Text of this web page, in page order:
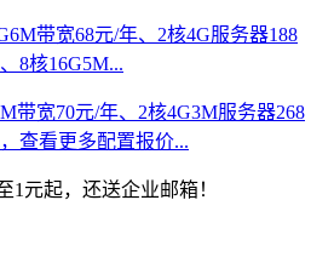
带宽68元/年、2核4G服务器188
8核16G5M...
带宽70元/年、2核4G3M服务器268
查看更多配置报价...
1元起，还送企业邮箱！